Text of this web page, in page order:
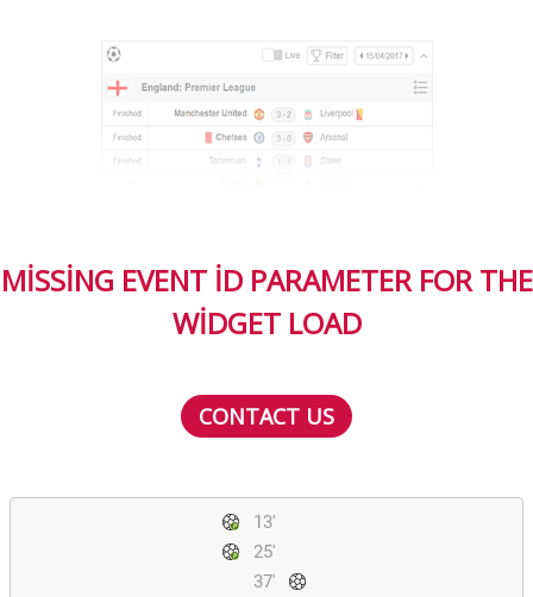
MISSING EVENT ID PARAMETER FOR THE
WIDGET LOAD
CONTACT US
13'
25'
37'